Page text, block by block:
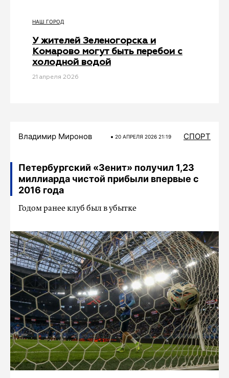
НАШ ГОРОД
У жителей Зеленогорска и
Комарово могут быть перебои с
холодной водой
21 апреля 2026
Владимир Миронов 20 АПРЕЛЯ 2026 21:19 СПОРТ
Петербургский «Зенит» получил 1,23
миллиарда чистой прибыли впервые с
2016 года
Годом ранее клуб был в убытке